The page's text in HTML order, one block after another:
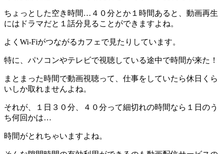
ちょっとした空き時間…４０分とか１時間あると、動画再生
にはドラマだと１話分見ることができますよね。
よくWi-Fiがつながるカフェで見たりしています。
特に、パソコンやテレビで視聴している途中で時間が来た！
まとまった時間で動画視聴って、仕事をしていたら休日くら
いしか取れませんよね。
それが、１日３０分、４０分って細切れの時間なら１日のう
ち何回かは…
時間がとれちゃいますよね。